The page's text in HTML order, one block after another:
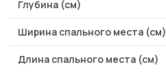
Глубина (см)
Ширина спального места (см)
Длина спального места (см)